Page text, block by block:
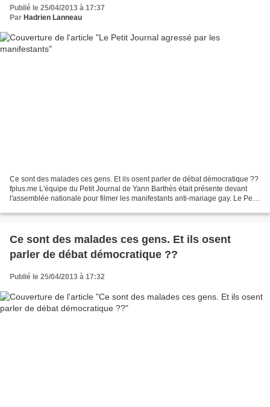
Publié le 25/04/2013 à 17:37
Par Hadrien Lanneau
Ce sont des malades ces gens. Et ils osent parler de débat démocratique ??
fplus.me L'équipe du Petit Journal de Yann Barthès était présente devant
l'assemblée nationale pour filmer les manifestants anti-mariage gay. Le Petit
Ce sont des malades ces gens. Et ils osent
parler de débat démocratique ??
Publié le 25/04/2013 à 17:32